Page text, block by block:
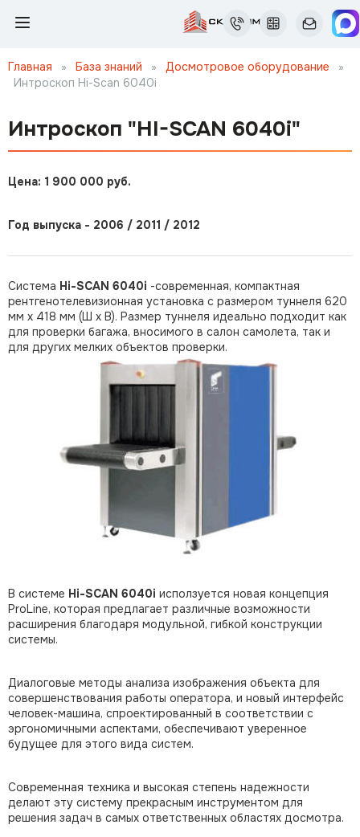
Главная » База знаний » Досмотровое оборудование
»
Интроскоп Hi-Scan 6040i
Интроскоп "HI-SCAN 6040i"
Цена: 1 900 000 руб.
Год выпуска - 2006 / 2011 / 2012
Система Hi-SCAN 6040i -современная, компактная
рентгенотелевизионная установка с размером туннеля 620
мм х 418 мм (Ш х В). Размер туннеля идеально подходит как
для проверки багажа, вносимого в салон самолета, так и
для других мелких объектов проверки.
В системе Hi-SCAN 6040i исползуется новая концепция
ProLine, которая предлагает различные возможности
расширения благодаря модульной, гибкой конструкции
системы.
Диалоговые методы анализа изображения объекта для
совершенствования работы оператора, и новый интерфейс
человек-машина, спроектированный в соответствии с
эргономичными аспектами, обеспечивают уверенное
будущее для этого вида систем.
Современная техника и высокая степень надежности
делают эту систему прекрасным инструментом для
решения задач в самых ответственных областях досмотра.